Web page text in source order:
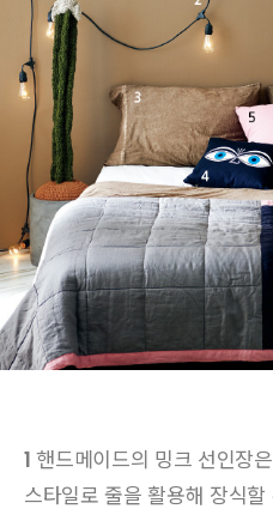
1 핸드메이드의 밍크 선인장
스타일로 줄을 활용해 장식